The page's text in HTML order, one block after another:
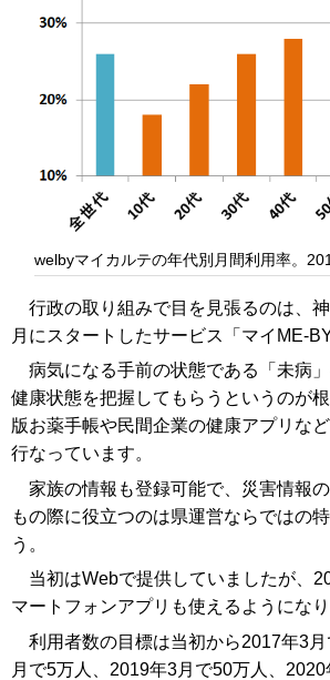
welbyマイカルテの年代別月間利用率。
行政の取り組みで目を見張るのは、
月にスタートしたサービス「マイME-
病気になる手前の状態である「未病
健康状態を把握してもらうというのが
版お薬手帳や民間企業の健康アプリな
行なっています。
家族の情報も登録可能で、災害情報
もの際に役立つのは県運営ならではの
う。
当初はWebで提供していましたが、
マートフォンアプリも使えるようになり
利用者数の目標は当初から2017年3
月で5万人、2019年3月で50万人、